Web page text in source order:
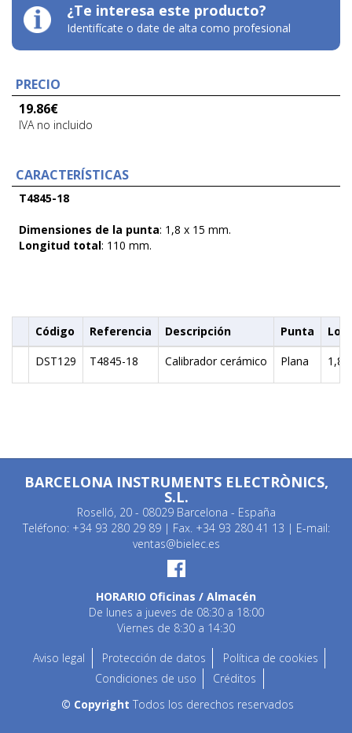
¿Te interesa este producto?
Identifícate o date de alta como profesional
PRECIO
19.86€
IVA no incluido
CARACTERÍSTICAS
T4845-18
Dimensiones de la punta: 1,8 x 15 mm.
Longitud total: 110 mm.
Código Referencia Descripción Punta
DST129
T4845-18 Calibrador cerámico Plana
BARCELONA INSTRUMENTS ELECTRÒNICS,
S.L.
Roselló, 20 - 08029 Barcelona - España
Teléfono: +34 93 280 29 89 | Fax. +34 93 280 41 13 | E-mail:
ventas@bielec.es
HORARIO Oficinas / Almacén
De lunes a jueves de 08:30 a 18:00
Viernes de 8:30 a 14:30
Aviso legal
Protección de datos
Política de cookies
Condiciones de uso
Créditos
© Copyright Todos los derechos reservados